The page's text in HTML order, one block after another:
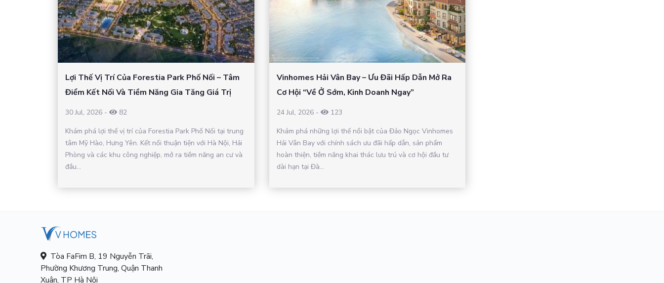
Lợi Thế Vị Trí Của Forestia Park Phố Nối – Tâm
Điểm Kết Nối Và Tiềm Năng Gia Tăng Giá Trị
30 Jul, 2026 -
82
Khám phá lợi thế vị trí của Forestia Park Phố Nối tại trung
tâm Mỹ Hào, Hưng Yên. Kết nối thuận tiện với Hà Nội, Hải
Phòng và các khu công nghiệp, mở ra tiềm năng an cư và
đầu...
Vinhomes Hải Vân Bay – Ưu Đãi Hấp Dẫn Mở Ra
Cơ Hội “Về Ở Sớm, Kinh Doanh Ngay”
24 Jul, 2026-
123
Khám phá những lợi thế nổi bật của Đảo Ngọc Vinhomes
Hải Vân Bay với chính sách ưu đãi hấp dẫn, sản phẩm
hoàn thiện, tiềm năng khai thác lưu trú và cơ hội đầu tư
dài hạn tại Đà...
Tòa FaFim B, 19 Nguyễn Trãi,
Phường Khương Trung, Quận Thanh
Xuân, TP Hà Nội